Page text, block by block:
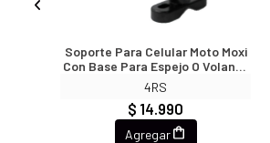
Soporte Para Celular Moto Moxi
Con Base Para Espejo O Volante
Tipo X
4RS
$ 14.990
Agregar